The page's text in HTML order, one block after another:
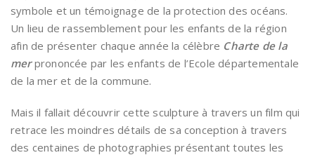
symbole et un témoignage de la protection des océans.
Un lieu de rassemblement pour les enfants de la région
afin de présenter chaque année la célèbre Charte de la
merprononcée par les enfants de l’Ecole départementale
de la mer et de la commune.
Mais il fallait découvrir cette sculpture à travers un film qui
retrace les moindres détails de sa conception à travers
des centaines de photographies présentant toutes les